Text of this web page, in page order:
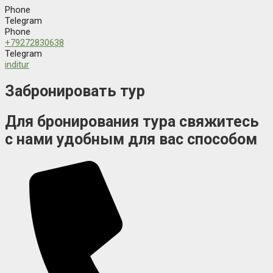
Phone
Telegram
Phone
+79272830638
Telegram
inditur
Забронировать тур
Для бронирования тура свяжитесь
с нами удобным для вас способом